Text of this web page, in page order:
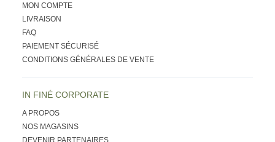
MON COMPTE
LIVRAISON
FAQ
PAIEMENT SÉCURISÉ
CONDITIONS GÉNÉRALES DE VENTE
IN FINÉ CORPORATE
A PROPOS
NOS MAGASINS
DEVENIR PARTENAIRES